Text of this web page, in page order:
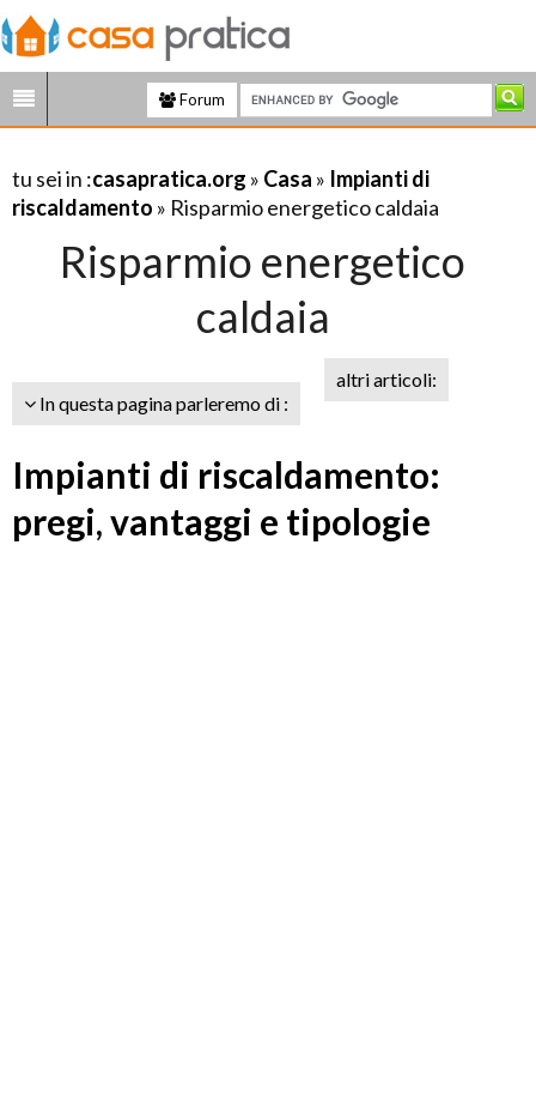
Forum
tu sei in :casapratica.org » Casa » Impianti di
riscaldamento » Risparmio energetico caldaia
Risparmio energetico
caldaia
In questa pagina parleremo di :
altri articoli:
Impianti di riscaldamento:
pregi, vantaggi e tipologie